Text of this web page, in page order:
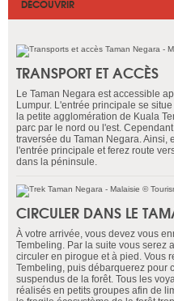
DÉCOUVRIR
TRANSPORT ET ACCÈS
Le Taman Negara est accessible
Lumpur. L'entrée principale se
la petite agglomération de Kuala
parc par le nord ou l'est.
traversée du Taman Negara. Ainsi,
l'entrée principale et ferez route
dans la péninsule.
CIRCULER DANS LE
À votre arrivée, vous devez vous
Tembeling. Par la suite vous serez
circuler en pirogue et à pied. Vous
Tembeling, puis débarquerez pour
suspendus de la forêt. Tous les
réalisés en petits groupes afin de